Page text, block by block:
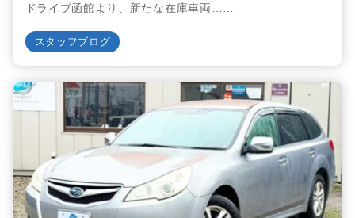
ドライブ函館より、新たな在庫車両……
スタッフブログ